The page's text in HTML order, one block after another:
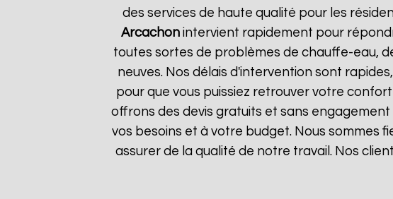
des services de haute qualité pour les
Arcachonintervient rapidement pour
toutes sortes de problèmes de chauffe-eau,
neuves. Nos délais d'intervention sont
pour que vous puissiez retrouver votre
offrons des devis gratuits et sans engagement
vos besoins et à votre budget. Nous sommes
assurer de la qualité de notre travail. Nos